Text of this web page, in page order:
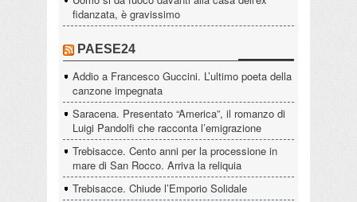
fidanzata, è gravissimo
PAESE24
Addio a Francesco Guccini. L’ultimo poeta della
canzone impegnata
Saracena. Presentato “America”, il romanzo di
Luigi Pandolfi che racconta l’emigrazione
Trebisacce. Cento anni per la processione in
mare di San Rocco. Arriva la reliquia
Trebisacce. Chiude l’Emporio Solidale